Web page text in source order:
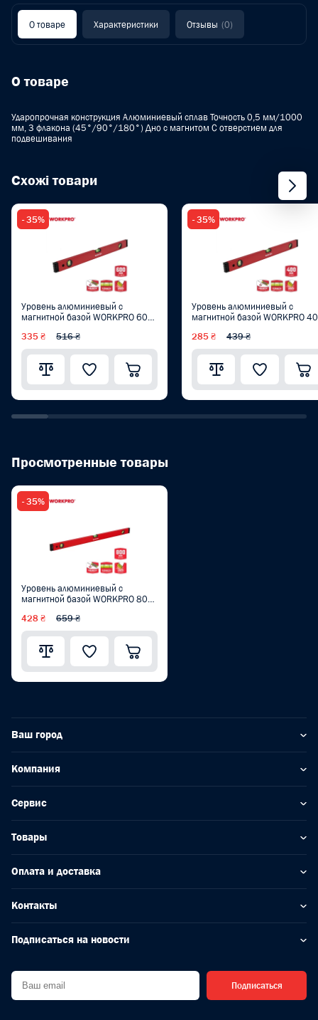
О товаре Характеристики Отзывы (0)
О товаре
Ударопрочная конструкция Алюминиевый сплав Точность 0,5 мм/1000
мм, 3 флакона (45°/90°/180°) Дно с магнитом С отверстием для
подвешивания
Схожі товари
- 35%
Уровень алюминиевый с
магнитной базой WORKPRO 600
335 ₴ 516 ₴
- 35%
Уровень алюминиевый с
магнитной базой WORKPRO
285 ₴ 439 ₴
Просмотренные товары
- 35%
Уровень алюминиевый с
магнитной базой WORKPRO 800
428 ₴ 659 ₴
Ваш город
Компания
Сервис
Товары
Оплата и доставка
Контакты
Подписаться на новости
Подписаться